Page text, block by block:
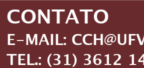
CONTATO
E-MAIL: